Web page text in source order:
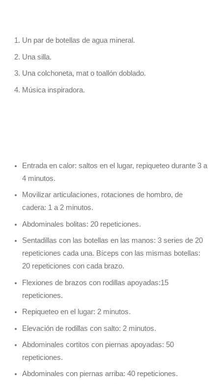
Un par de botellas de agua mineral.
Una silla.
Una colchoneta, mat o toallón doblado.
Música inspiradora.
Entrada en calor: saltos en el lugar, repiqueteo durante 3 a
4 minutos.
Movilizar articulaciones, rotaciones de hombro, de
cadera: 1 a 2 minutos.
Abdominales bolitas: 20 repeticiones.
Sentadillas con las botellas en las manos: 3 series de 20
repeticiones cada una. Bíceps con las mismas botellas:
20 repeticiones con cada brazo.
Flexiones de brazos con rodillas apoyadas:15
repeticiones.
Repiqueteo en el lugar: 2 minutos.
Elevación de rodillas con salto: 2 minutos.
Abdominales cortitos con piernas apoyadas: 50
repeticiones.
Abdominales con piernas arriba: 40 repeticiones.